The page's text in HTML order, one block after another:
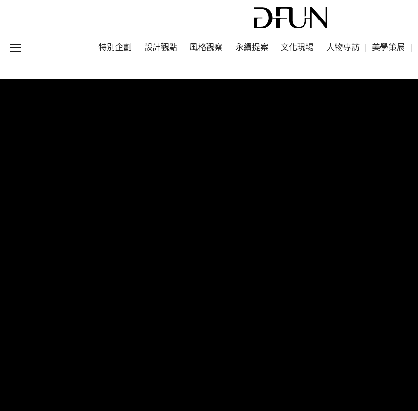
特別企劃 設計觀點 風格觀察 永續提案 文化現場 人物專訪 美學策展